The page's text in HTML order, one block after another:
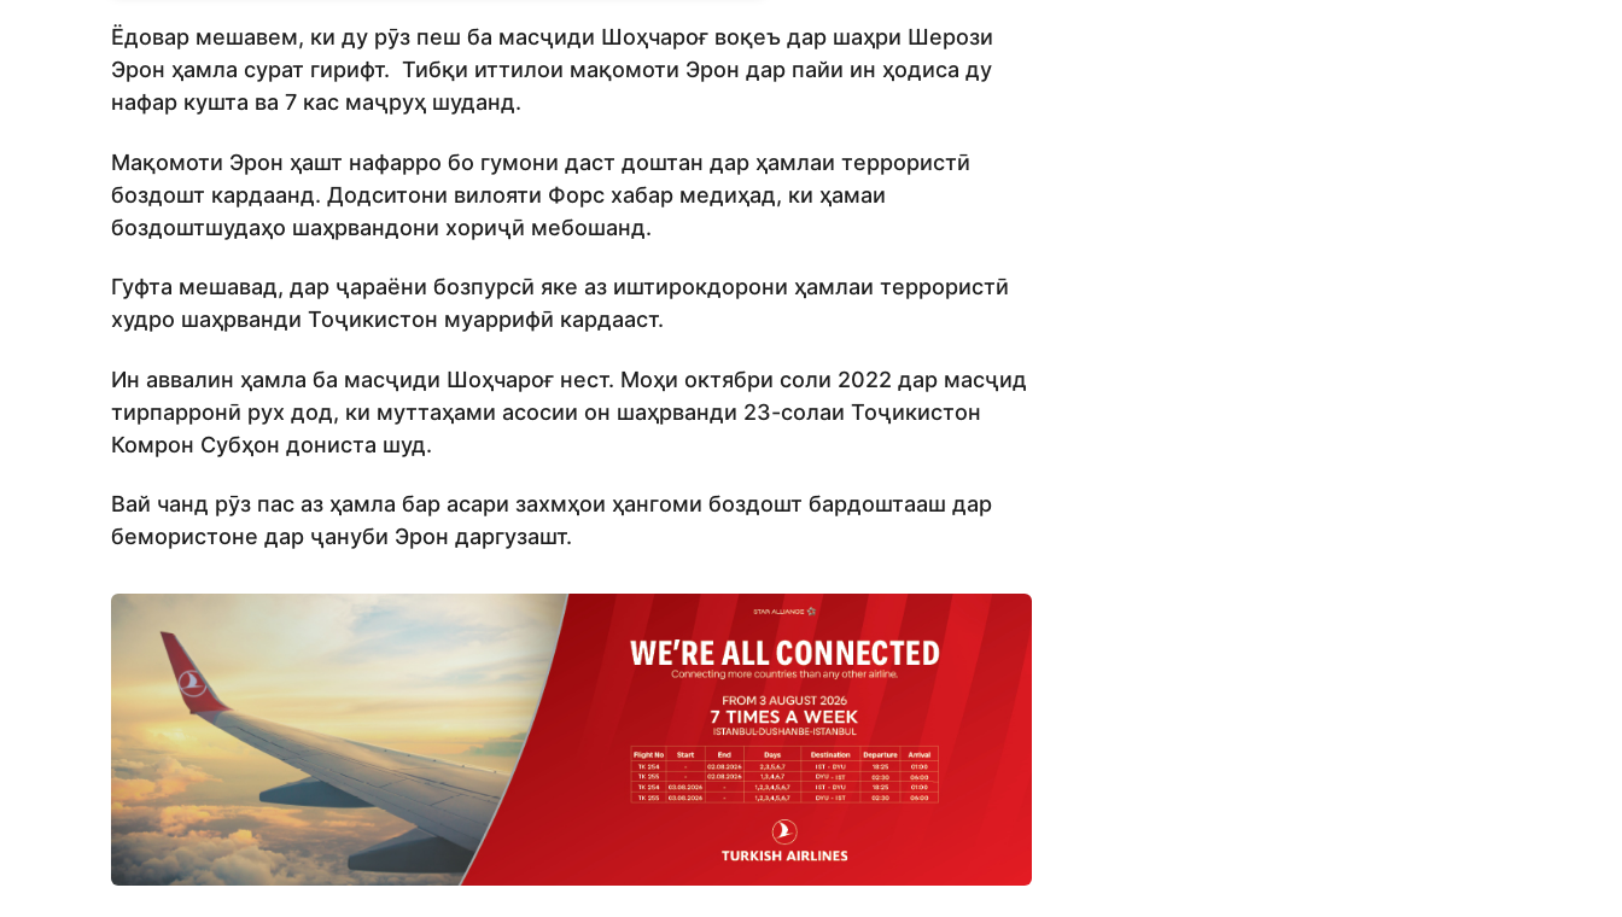
Ёдовар мешавем, ки ду рӯз пеш ба масҷиди Шоҳчароғ воқеъ дар шаҳри Шерози
Эрон ҳамла сурат гирифт. Тибқи иттилои мақомоти Эрон дар пайи ин ҳодиса ду
нафар кушта ва 7 кас маҷруҳ шуданд.
Мақомоти Эрон ҳашт нафарро бо гумони даст доштан дар ҳамлаи террористӣ
боздошт кардаанд. Додситони вилояти Форс хабар медиҳад, ки ҳамаи
боздоштшудаҳо шаҳрвандони хориҷӣ мебошанд.
Гуфта мешавад, дар ҷараёни бозпурсӣ яке аз иштирокдорони ҳамлаи террористӣ
худро шаҳрванди Тоҷикистон муаррифӣ кардааст.
Ин аввалин ҳамла ба масҷиди Шоҳчароғ нест. Моҳи октябри соли 2022 дар масҷид
тирпарронӣ рух дод, ки муттаҳами асосии он шаҳрванди 23-солаи Тоҷикистон
Комрон Субҳон дониста шуд.
Вай чанд рӯз пас аз ҳамла бар асари захмҳои ҳангоми боздошт бардоштааш дар
бемористоне дар ҷануби Эрон даргузашт.